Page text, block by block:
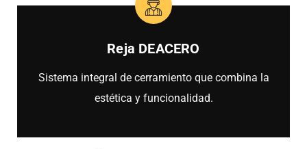
Reja DEACERO
Sistema integral de cerramiento que combina la
estética y funcionalidad.